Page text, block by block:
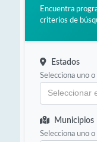
Encuentra
criterios de
Estados
Selecciona uno
Municipios
Selecciona uno